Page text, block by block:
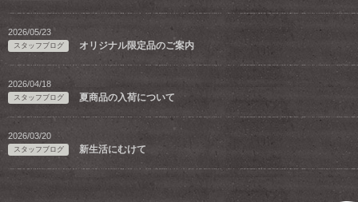
2026/05/23
スタッフブログ オリジナル限定品のご案内
2026/04/18
スタッフブログ 夏商品の入荷について
2026/03/20
スタッフブログ 新生活にむけて